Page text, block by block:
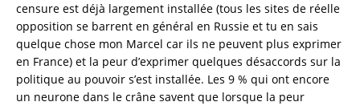
censure est déjà largement installée (tous les sites de réelle
opposition se barrent en général en Russie et tu en sais
quelque chose mon Marcel car ils ne peuvent plus exprimer
en France) et la peur d’exprimer quelques désaccords sur la
politique au pouvoir s’est installée. Les 9 % qui ont encore
un neurone dans le crâne savent que lorsque la peur